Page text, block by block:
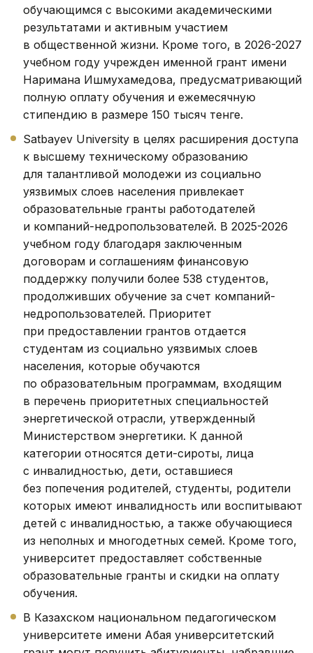
обучающимся с высокими академическими
результатами и активным участием
в общественной жизни. Кроме того, в 2026-2027
учебном году учрежден именной грант имени
Наримана Ишмухамедова, предусматривающий
полную оплату обучения и ежемесячную
стипендию в размере 150 тысяч тенге.
Satbayev University в целях расширения доступа
к высшему техническому образованию
для талантливой молодежи из социально
уязвимых слоев населения привлекает
образовательные гранты работодателей
и компаний-недропользователей. В 2025-2026
учебном году благодаря заключенным
договорам и соглашениям финансовую
поддержку получили более 538 студентов,
продолживших обучение за счет компаний-
недропользователей. Приоритет
при предоставлении грантов отдается
студентам из социально уязвимых слоев
населения, которые обучаются
по образовательным программам, входящим
в перечень приоритетных специальностей
энергетической отрасли, утвержденный
Министерством энергетики. К данной
категории относятся дети-сироты, лица
с инвалидностью, дети, оставшиеся
без попечения родителей, студенты, родители
которых имеют инвалидность или воспитывают
детей с инвалидностью, а также обучающиеся
из неполных и многодетных семей. Кроме того,
университет предоставляет собственные
образовательные гранты и скидки на оплату
обучения.
В Казахском национальном педагогическом
университете имени Абая университетский